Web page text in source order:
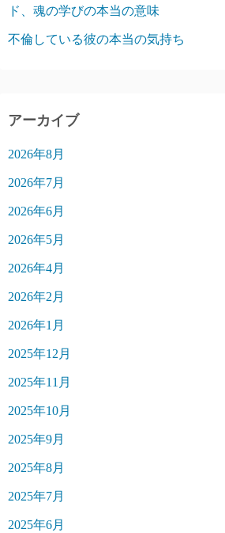
ド、魂の学びの本当の意味
不倫している彼の本当の気持ち
アーカイブ
2026年8月
2026年7月
2026年6月
2026年5月
2026年4月
2026年2月
2026年1月
2025年12月
2025年11月
2025年10月
2025年9月
2025年8月
2025年7月
2025年6月